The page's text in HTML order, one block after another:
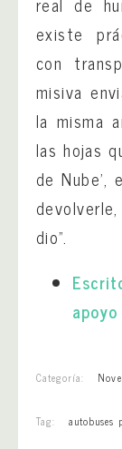
existe
con
misiva
la misma
las hojas
de Nube’,
dio”.
Categoría:
Tag: autobuses